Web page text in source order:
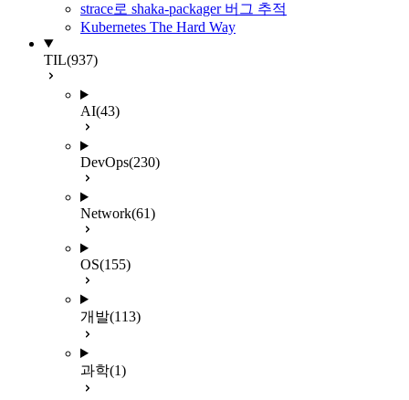
strace로 shaka-packager 버그 추적
Kubernetes The Hard Way
TIL(937)
AI(43)
DevOps(230)
Network(61)
OS(155)
개발(113)
과학(1)